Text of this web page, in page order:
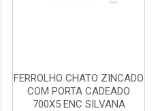
FERROLHO CHATO ZINCADO
COM PORTA CADEADO
700X5 ENC SILVANA